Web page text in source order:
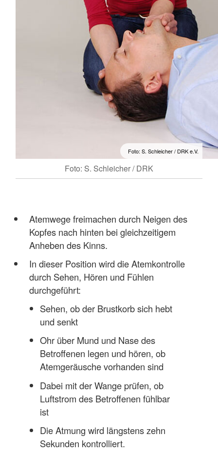
Foto: S. Schleicher / DRK e.V.
Foto: S. Schleicher / DRK
Atemwege freimachen durch Neigen des
Kopfes nach hinten bei gleichzeitigem
Anheben des Kinns.
In dieser Position wird die Atemkontrolle
durch Sehen, Hören und Fühlen
durchgeführt:
Sehen, ob der Brustkorb sich hebt
und senkt
Ohr über Mund und Nase des
Betroffenen legen und hören, ob
Atemgeräusche vorhanden sind
Dabei mit der Wange prüfen, ob
Luftstrom des Betroffenen fühlbar
ist
Die Atmung wird längstens zehn
Sekunden kontrolliert.